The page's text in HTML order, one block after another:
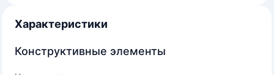
Характеристики
Конструктивные элементы